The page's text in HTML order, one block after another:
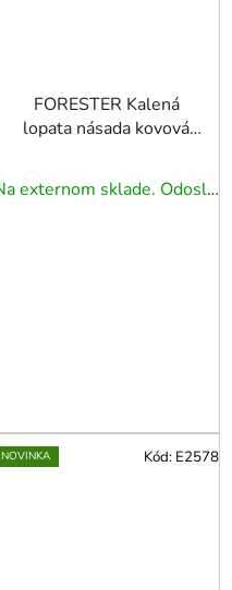
FORESTER Kalená
lopata násada kovová
Na externom sklade. Odoslanie 3 - 5 prac. dní.
NOVINKA Kód: E2578